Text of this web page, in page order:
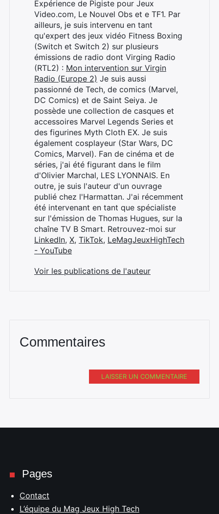
Expérience de Pigiste pour Jeux
Video.com, Le Nouvel Obs et e TF1. Par
ailleurs, je suis intervenu en tant
qu'expert des jeux vidéo Fitness Boxing
(Switch et Switch 2) sur plusieurs
émissions de radio dont Virging Radio
(RTL2) : Mon intervention sur Virgin
Radio (Europe 2) Je suis aussi
passionné de Tech, de comics (Marvel,
DC Comics) et de Saint Seiya. Je
possède une collection de casques et
accessoires Marvel Legends Series et
des figurines Myth Cloth EX. Je suis
également cosplayeur (Star Wars, DC
Comics, Marvel). Fan de cinéma et de
séries, j'ai été figurant dans le film
d'Olivier Marchal, LES LYONNAIS. En
outre, je suis l'auteur d'un ouvrage
publié chez l'Harmattan. J'ai récemment
été intervenant en tant que spécialiste
sur l'émission de Thomas Hugues, sur la
chaîne TV B Smart. Retrouvez-moi sur
LinkedIn, X, TikTok, LeMagJeuxHighTech
- YouTube
Voir les publications de l'auteur
Commentaires
LAISSER UN COMMENTAIRE
Pages
Contact
L’équipe du Mag Jeux High Tech
Rechercher
: